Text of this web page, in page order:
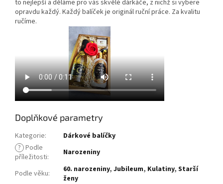
to nejlepší a děláme pro vás skvělé dárkáče, z nichž si vybere
opravdu každý. Každý balíček je originál ruční práce. Za kvalitu
ručíme.
Doplňkové parametry
Kategorie:
Dárkové balíčky
? Podle
příležitosti: Narozeniny
Podle věku: 60. narozeniny, Jubileum, Kulatiny, Starší
ženy